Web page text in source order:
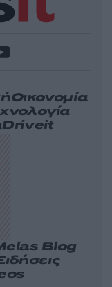
Οικονομία
Driveit
Blog